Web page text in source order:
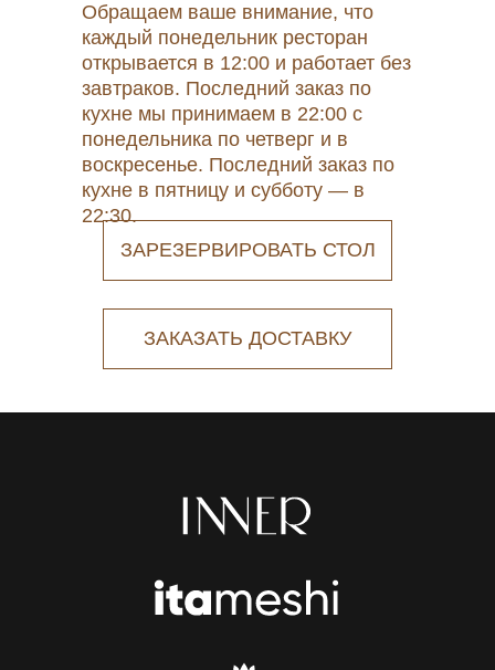
ЗАРЕЗЕРВИРОВАТЬ СТОЛ
ЗАКАЗАТЬ ДОСТАВКУ
Обращаем ваше внимание, что
каждый понедельник ресторан
открывается в 12:00 и работает без
завтраков. Последний заказ по
кухне мы принимаем в 22:00 с
понедельника по четверг и в
воскресенье. Последний заказ по
кухне в пятницу и субботу — в
22:30.